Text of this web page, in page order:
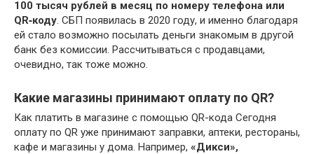
100 тысяч рублей в месяц по номеру телефона или
QR‑коду. СБП появилась в 2020 году, и именно благодаря
ей стало возможно посылать деньги знакомым в другой
банк без комиссии. Рассчитываться с продавцами,
очевидно, так тоже можно.
Какие магазины принимают оплату по QR?
Как платить в магазине с помощью QR-кода Сегодня
оплату по QR уже принимают заправки, аптеки, рестораны,
кафе и магазины у дома. Например, «Дикси»,